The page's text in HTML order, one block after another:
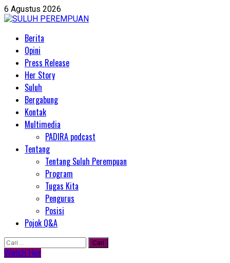
Skip
to
6 Agustus 2026
PrimaryBerita
Opini
Press Release
Her Story
Suluh
Bergabung
Kontak
Multimedia
PADIRA podcast
Tentang
Tentang Suluh Perempuan
Program
Tugas Kita
Pengurus
Posisi
Pojok Q&A
Cari
untuk:
Watch Her